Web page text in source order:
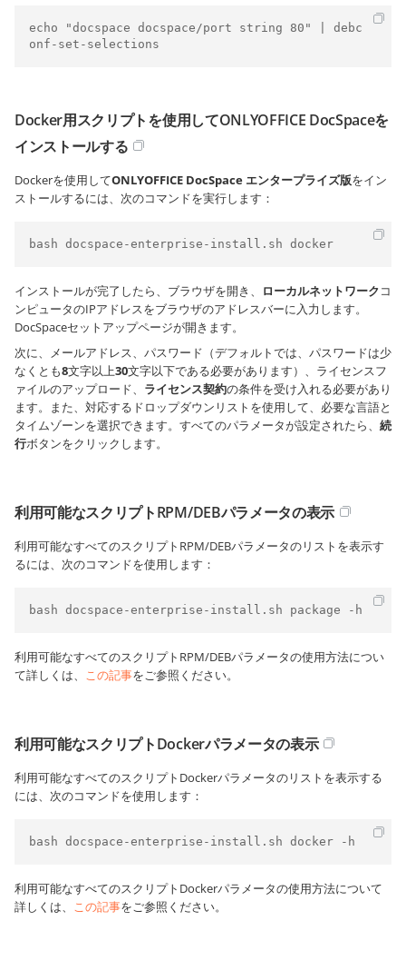
echo "docspace docspace/port string 80" | debc
onf-set-selections
Docker用スクリプトを使用してONLYOFFICE DocSpaceを
インストールする
Dockerを使用してONLYOFFICE DocSpace エンタープライズ版をイン
ストールするには、次のコマンドを実行します：
bash docspace-enterprise-install.sh docker
インストールが完了したら、ブラウザを開き、 ローカルネットワークコ
ンピュータのIPアドレスをブラウザのアドレスバーに入力します。
DocSpaceセットアップページが開きます。
次に、メールアドレス、パスワード（デフォルトでは、パスワードは少
なくとも8文字以上30文字以下である必要があります）、ライセンスフ
ァイルのアップロード、 ライセンス契約の条件を受け入れる必要があり
ます。また、対応するドロップダウンリストを使用して、必要な言語と
タイムゾーンを選択できます。すべてのパラメータが設定されたら、 続
行ボタンをクリックします。
利用可能なスクリプトRPM/DEBパラメータの表示
利用可能なすべてのスクリプトRPM/DEBパラメータのリストを表示す
るには、次のコマンドを使用します：
bash docspace-enterprise-install.sh package -h
利用可能なすべてのスクリプトRPM/DEBパラメータの使用方法につい
て詳しくは、 この記事をご参照ください。
利用可能なスクリプトDockerパラメータの表示
利用可能なすべてのスクリプトDockerパラメータのリストを表示する
には、次のコマンドを使用します：
bash docspace-enterprise-install.sh docker -h
利用可能なすべてのスクリプトDockerパラメータの使用方法について
詳しくは、 この記事をご参照ください。